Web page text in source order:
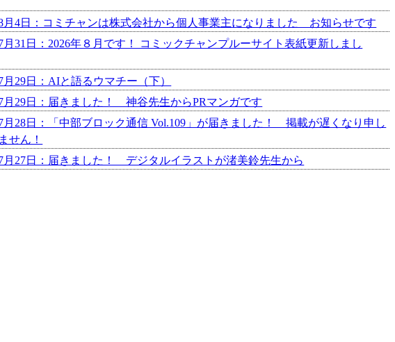
月4日：コミチャンは株式会社から個人事業主になりました お知らせです
月31日：2026年８月です！ コミックチャンプルーサイト表紙更新しまし
月29日：AIと語るウマチー（下）
月29日：届きました！ 神谷先生からPRマンガです
月28日：「中部ブロック通信 Vol.109」が届きました！ 掲載が遅くなり申し
せん！
月27日：届きました！ デジタルイラストが渚美鈴先生から